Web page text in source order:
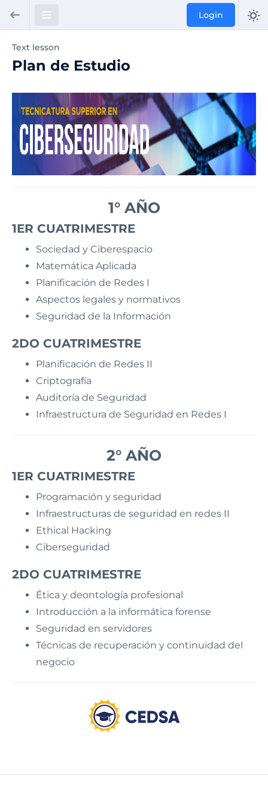
Login
Text lesson
Plan de Estudio
1° AÑO
1ER CUATRIMESTRE
Sociedad y Ciberespacio
Matemática Aplicada
Planificación de Redes I
Aspectos legales y normativos
Seguridad de la Información
2DO CUATRIMESTRE
Planificación de Redes II
Criptografía
Auditoría de Seguridad
Infraestructura de Seguridad en Redes I
2° AÑO
1ER CUATRIMESTRE
Programación y seguridad
Infraestructuras de seguridad en redes II
Ethical Hacking
Ciberseguridad
2DO CUATRIMESTRE
Ética y deontología profesional
Introducción a la informática forense
Seguridad en servidores
Técnicas de recuperación y continuidad del
negocio